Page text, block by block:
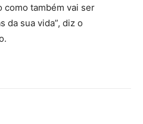
como também vai ser
da sua vida”, diz o